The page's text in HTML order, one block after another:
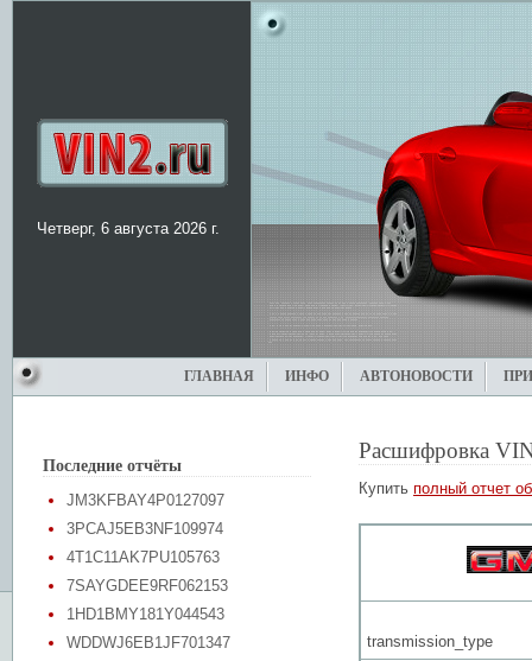
Четверг, 6 августа 2026 г.
ГЛАВНАЯ ИНФО АВТОНОВОСТИ
Последние отчёты
JM3KFBAY4P0127097
3PCAJ5EB3NF109974
4T1C11AK7PU105763
7SAYGDEE9RF062153
1HD1BMY181Y044543
WDDWJ6EB1JF701347
Расшифровка
Купить полный отчет
transmission_type